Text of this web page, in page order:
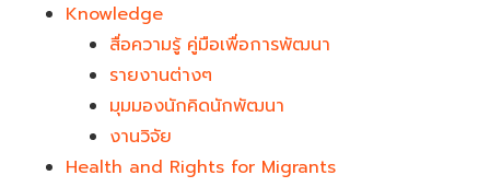
Knowledge
สื่อความรู้ คู่มือเพื่อการพัฒนา
รายงานต่างๆ
มุมมองนักคิดนักพัฒนา
งานวิจัย
Health and Rights for Migrants